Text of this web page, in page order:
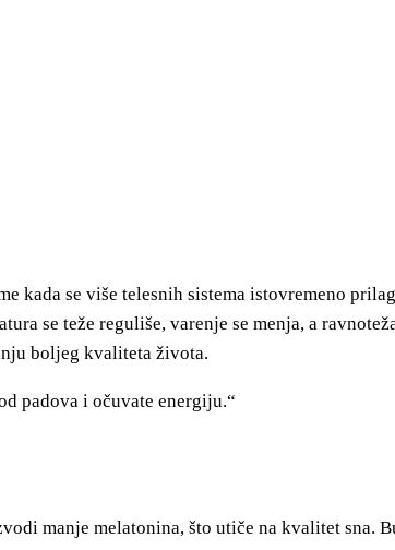
kada se više telesnih sistema istovremeno
se teže reguliše, varenje se menja, a
boljeg kvaliteta života.
padova i očuvate energiju.“
manje melatonina, što utiče na kvalitet sna.